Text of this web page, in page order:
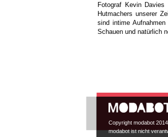
Fotograf Kevin
Hutmachers unserer
sind intime
Schauen und natürlich
Hauptmenü
Copyright modabot 2014.
modabot ist nicht